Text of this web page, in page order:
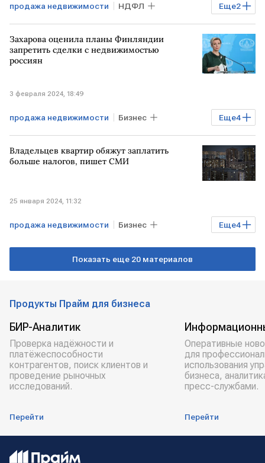
Еще2
продажа недвижимости НДФЛ
Недвижимость квартиры
Захарова оценила планы Финляндии
запретить сделки с недвижимостью
россиян
3 февраля 2024, 18:49
Еще4
продажа недвижимости Бизнес
Недвижимость В мире
ФИНЛЯНДИЯ РОССИЯ
Владельцев квартир обяжут заплатить
больше налогов, пишет СМИ
25 января 2024, 11:32
Еще4
продажа недвижимости Бизнес
Экономика Недвижимость
Показать еще 20 материалов
Продукты Прайм для бизнеса
БИР-Аналитик
Проверка надёжности и
платёжеспособности
контрагентов, поиск клиентов и
проведение рыночных
исследований.
Перейти
Оперативные
для
использования
бизнеса,
пресс-службами.
Перейти